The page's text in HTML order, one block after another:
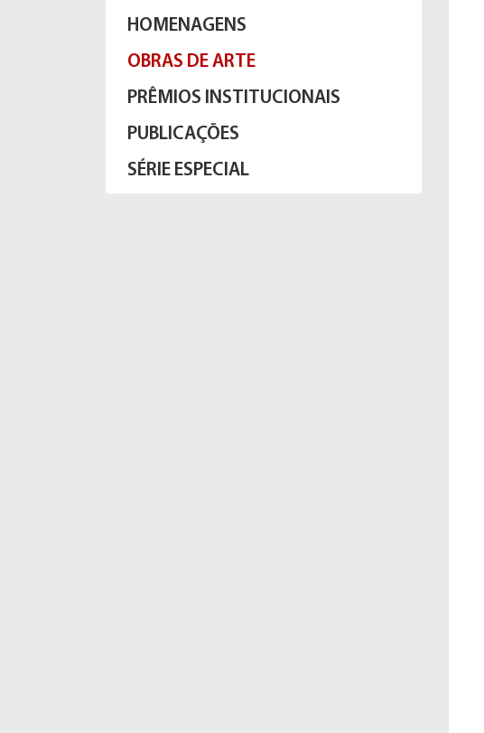
HOMENAGENS
OBRAS DE ARTE
PRÊMIOS INSTITUCIONAIS
PUBLICAÇÕES
SÉRIE ESPECIAL